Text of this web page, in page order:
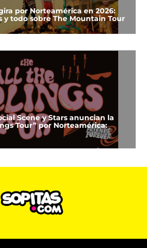
por Norteamérica en 2026:
y todo sobre The Mountain Tour
Scene y Stars anuncian la
Tour” por Norteamérica: